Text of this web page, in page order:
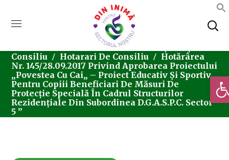
Consiliul Local Sector 5
Consiliu
Hotarari De Consiliu
Hotărârea
Nr. 145/28.09.2017 Privind Aprobarea Proiectului
„Povestea Cu Cai„ – Proiect Educativ Și Sportiv
Pentru Copiii Beneficiari De Măsuri De
Protecție Specială În Cadrul Structurilor
Rezidențiale Din Subordinea D.G.A.S.P.C. Sector
5 ”